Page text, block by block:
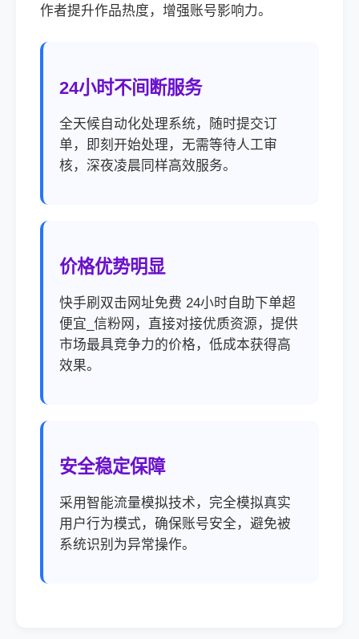
作者提升作品热度，增强账号影响力。
24小时不间断服务
全天候自动化处理系统，随时提交订
单，即刻开始处理，无需等待人工审
核，深夜凌晨同样高效服务。
价格优势明显
快手刷双击网址免费 24小时自助下单超
便宜_信粉网，直接对接优质资源，提供
市场最具竞争力的价格，低成本获得高
效果。
安全稳定保障
采用智能流量模拟技术，完全模拟真实
用户行为模式，确保账号安全，避免被
系统识别为异常操作。